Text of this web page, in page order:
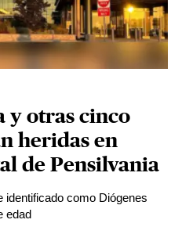
y otras cinco
heridas en
de Pensilvania
identificado como Diógenes
edad